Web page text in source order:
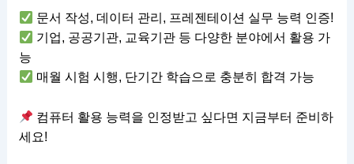
문서 작성, 데이터 관리, 프레젠테이션 실무 능력 인증!
기업, 공공기관, 교육기관 등 다양한 분야에서 활용 가
능
매월 시험 시행, 단기간 학습으로 충분히 합격 가능
컴퓨터 활용 능력을 인정받고 싶다면 지금부터 준비하
세요!